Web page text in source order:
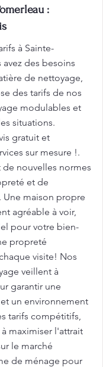
:
à Sainte-
avez des besoins
de nettoyage,
des tarifs de nos
modulables et
situations.
gratuit et
sur mesure !.
nouvelles normes
et de
Une maison propre
agréable à voir,
pour votre bien-
propreté
visite! Nos
veillent à
garantir une
un environnement
tarifs compétitifs,
maximiser l'attrait
le marché
de ménage pour